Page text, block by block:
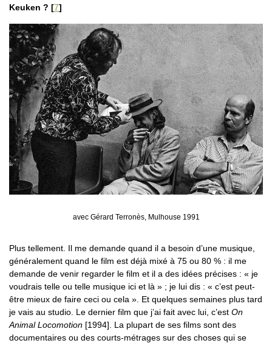
Keuken ? [7]
avec Gérard Terronès, Mulhouse 1991
Plus tellement. Il me demande quand il a besoin d’une musique,
généralement quand le film est déjà mixé à 75 ou 80 % : il me
demande de venir regarder le film et il a des idées précises : « je
voudrais telle ou telle musique ici et là » ; je lui dis : « c’est peut-
être mieux de faire ceci ou cela ». Et quelques semaines plus tard
je vais au studio. Le dernier film que j’ai fait avec lui, c’est On
Animal Locomotion [1994]. La plupart de ses films sont des
documentaires ou des courts-métrages sur des choses qui se